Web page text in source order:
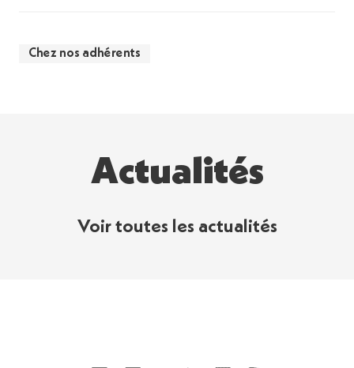
Chez nos adhérents
Actualités
Voir toutes les actualités